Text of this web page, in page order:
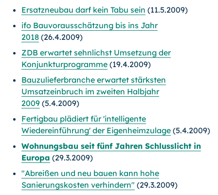
Ersatzneubau darf kein Tabu sein (11.5.2009)
ifo Bauvorausschätzung bis ins Jahr
2018 (26.4.2009)
ZDB erwartet sehnlichst Umsetzung der
Konjunkturprogramme (19.4.2009)
Bauzulieferbranche erwartet stärksten
Umsatzeinbruch im zweiten Halbjahr
2009 (5.4.2009)
Fertigbau plädiert für 'intelligente
Wiedereinführung' der Eigenheimzulage (5.4.2009)
Wohnungsbau seit fünf Jahren Schlusslicht in
Europa (29.3.2009)
"Abreißen und neu bauen kann hohe
Sanierungskosten verhindern" (29.3.2009)